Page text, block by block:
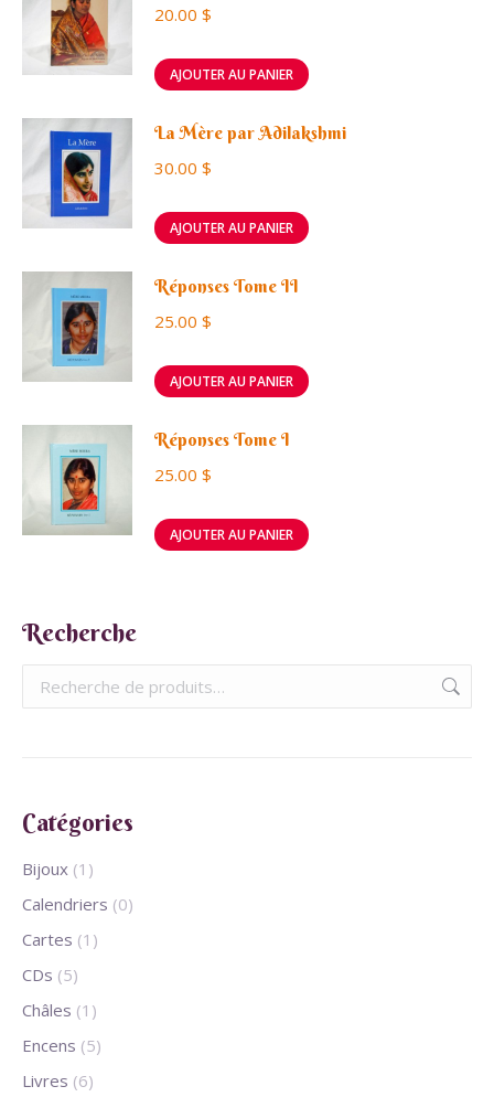
20.00 $
AJOUTER AU PANIER
La Mère par Adilakshmi
30.00 $
AJOUTER AU PANIER
Réponses Tome II
25.00 $
AJOUTER AU PANIER
Réponses Tome I
25.00 $
AJOUTER AU PANIER
Recherche
Catégories
Bijoux (1)
Calendriers (0)
Cartes (1)
CDs (5)
Châles (1)
Encens (5)
Livres (6)